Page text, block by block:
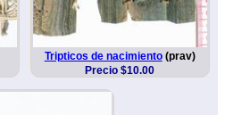
Tripticos de nacimiento(prav)
Precio $10.00